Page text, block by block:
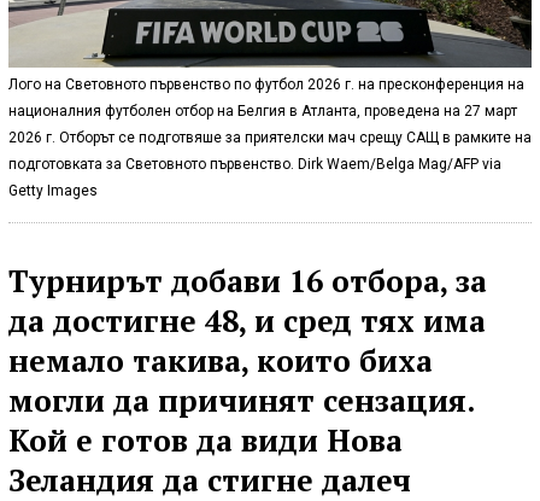
Лого на Световното първенство по футбол 2026 г. на пресконференция на
националния футболен отбор на Белгия в Атланта, проведена на 27 март
2026 г. Отборът се подготвяше за приятелски мач срещу САЩ в рамките на
подготовката за Световното първенство. Dirk Waem/Belga Mag/AFP via
Getty Images
Турнирът добави 16 отбора, за
да достигне 48, и сред тях има
немало такива, които биха
могли да причинят сензация.
Кой е готов да види Нова
Зеландия да стигне далеч